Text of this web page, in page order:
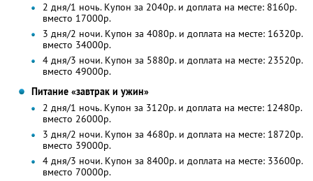
2 дня/1 ночь. Купон за 2040р. и доплата на месте: 8160р.
вместо 17000р.
3 дня/2 ночи. Купон за 4080р. и доплата на месте: 16320р.
вместо 34000р.
4 дня/3 ночи. Купон за 5880р. и доплата на месте: 23520р.
вместо 49000р.
Питание «завтрак и ужин»
2 дня/1 ночь. Купон за 3120р. и доплата на месте: 12480р.
вместо 26000р.
3 дня/2 ночи. Купон за 4680р. и доплата на месте: 18720р.
вместо 39000р.
4 дня/3 ночи. Купон за 8400р. и доплата на месте: 33600р.
вместо 70000р.